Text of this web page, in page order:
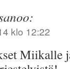
klo 12:22
Miikalle